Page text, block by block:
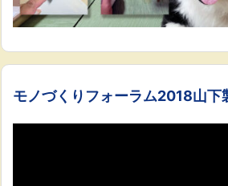
モノづくりフォーラム2018山下